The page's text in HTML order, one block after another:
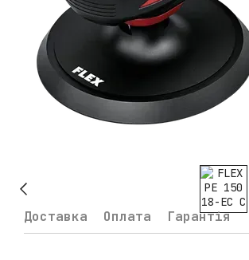
Доставка Оплата Гарантія